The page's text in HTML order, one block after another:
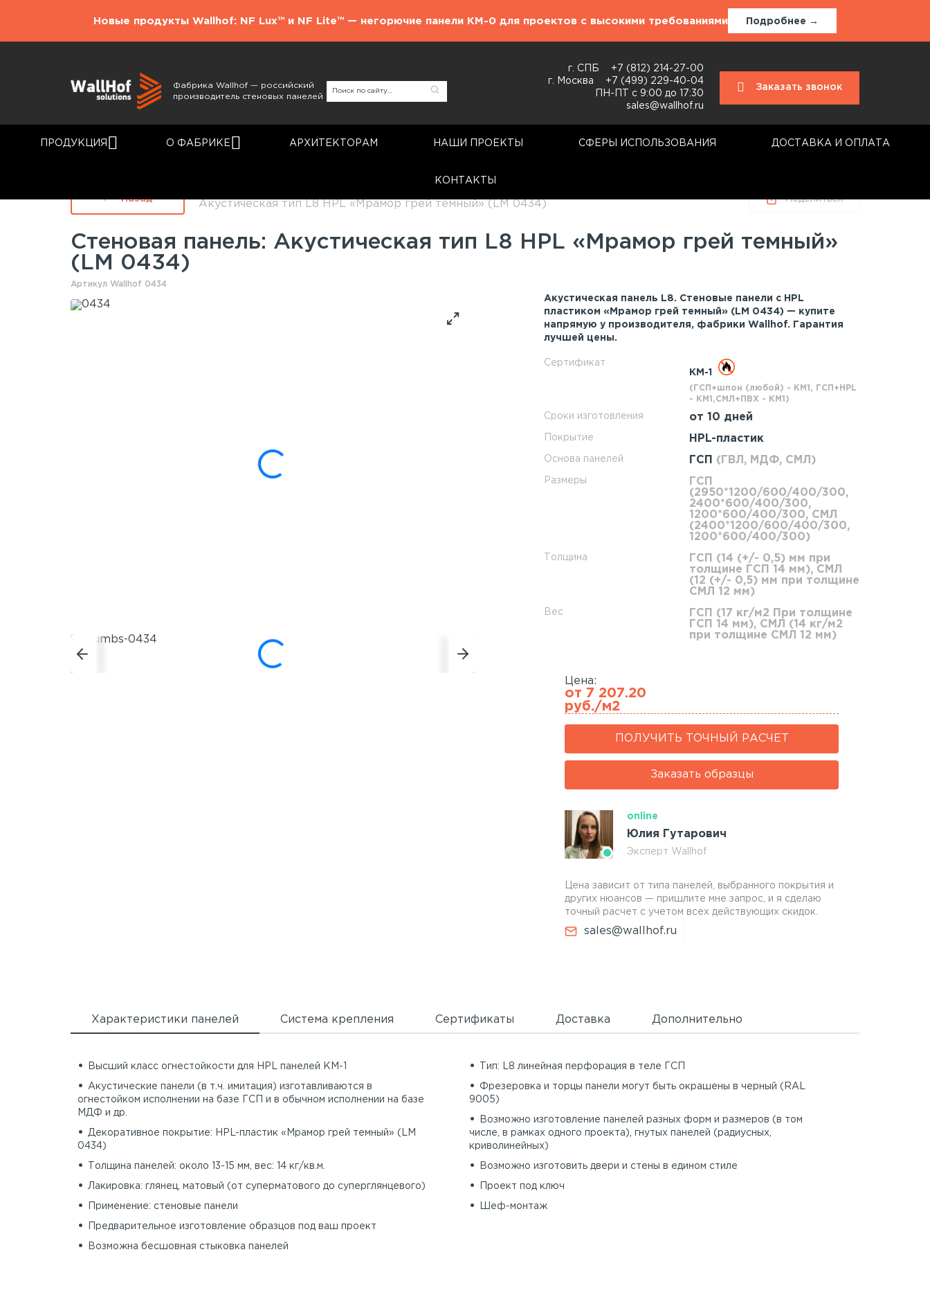
Новые продукты Wallhof: NF Lux™ и NF Lite™ — негорючие панели КМ-0 для проектов с высокими требованиями Подробнее →
Фабрика Wallhof — российский
производитель стеновых панелей
г. СПБ
+7 (812) 214-27-00
г. Москва
+7 (499) 229-40-04
ПН-ПТ с 9:00 до 17:30
sales@wallhof.ru
Заказать звонок
ПРОДУКЦИЯ О ФАБРИКЕ АРХИТЕКТОРАМ НАШИ ПРОЕКТЫ СФЕРЫ ИСПОЛЬЗОВАНИЯ ДОСТАВКА И ОПЛАТА
КОНТАКТЫ
Назад
Акустическая тип L8 HPL «Мрамор грей темный» (LM 0434)
Поделиться
Стеновая панель: Акустическая тип L8 HPL «Мрамор грей темный»
(LM 0434)
Артикул Wallhof 0434
Акустическая панель L8. Стеновые панели с HPL
пластиком «Мрамор грей темный» (LM 0434) — купите
напрямую у производителя, фабрики Wallhof. Гарантия
лучшей цены.
Сертификат
КМ-1
(ГСП+шпон (любой) - КМ1, ГСП+HPL
- КМ1,СМЛ+ПВХ - КМ1)
Сроки изготовления от 10 дней
Покрытие HPL-пластик
Основа панелей ГСП (ГВЛ, МДФ, СМЛ)
Размеры
ГСП
(2950*1200/600/400/300,
2400*600/400/300,
1200*600/400/300, СМЛ
(2400*1200/600/400/300,
1200*600/400/300)
Толщина
ГСП (14 (+/- 0,5) мм при
толщине ГСП 14 мм), СМЛ
(12 (+/- 0,5) мм при толщине
СМЛ 12 мм)
Вес
ГСП (17 кг/м2 При толщине
ГСП 14 мм), СМЛ (14 кг/м2
при толщине СМЛ 12 мм)
Цена:
от 7 207.20
руб./м2
ПОЛУЧИТЬ ТОЧНЫЙ РАСЧЕТ
Заказать образцы
online
Юлия Гутарович
Эксперт Wallhof
Цена зависит от типа панелей, выбранного покрытия и
других нюансов — пришлите мне запрос, и я сделаю
точный расчет с учетом всех действующих скидок.
sales@wallhof.ru
Характеристики панелей Система крепления Сертификаты Доставка Дополнительно
Высший класс огнестойкости для HPL панелей КМ-1
Акустические панели (в т.ч. имитация) изготавливаются в
огнестойком исполнении на базе ГСП и в обычном исполнении на базе
МДФ и др.
Декоративное покрытие: HPL-пластик «Мрамор грей темный» (LM
0434)
Толщина панелей: около 13-15 мм, вес: 14 кг/кв.м.
Лакировка: глянец, матовый (от суперматового до суперглянцевого)
Применение: стеновые панели
Предварительное изготовление образцов под ваш проект
Возможна бесшовная стыковка панелей
Тип: L8 линейная перфорация в теле ГСП
Фрезеровка и торцы панели могут быть окрашены в черный (RAL
9005)
Возможно изготовление панелей разных форм и размеров (в том
числе, в рамках одного проекта), гнутых панелей (радиусных,
криволинейных)
Возможно изготовить двери и стены в едином стиле
Проект под ключ
Шеф-монтаж